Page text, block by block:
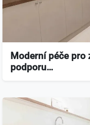
Moderní péče pro
podporu…